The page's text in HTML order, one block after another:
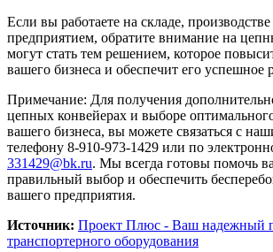
Если вы работаете на складе,
предприятием, обратите внимание на
могут стать тем решением, которое
вашего бизнеса и обеспечит его успешное
Примечание: Для получения
цепных конвейерах и выборе
вашего бизнеса, вы можете связаться с
телефону 8-910-973-1429 или по
331429@bk.ru. Мы всегда готовы помочь
правильный выбор и обеспечить
вашего предприятия.
Источник: Проект Плюс - Ваш надежный
транспортерного оборудования